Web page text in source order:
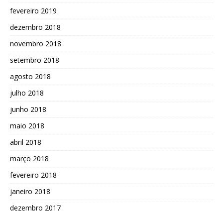
fevereiro 2019
dezembro 2018
novembro 2018
setembro 2018
agosto 2018
julho 2018
junho 2018
maio 2018
abril 2018
março 2018
fevereiro 2018
janeiro 2018
dezembro 2017